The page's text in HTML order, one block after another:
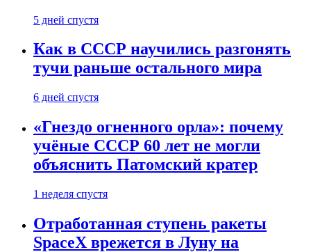
5 дней спустя
Как в СССР научились разгонять
тучи раньше остального мира
6 дней спустя
«Гнездо огненного орла»: почему
учёные СССР 60 лет не могли
объяснить Патомский кратер
1 неделя спустя
Отработанная ступень ракеты
SpaceX врежется в Луну на